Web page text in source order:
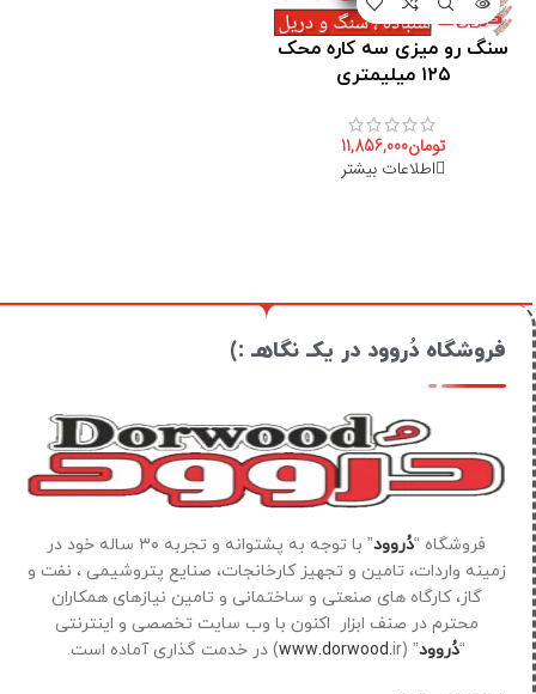
سنگ رو میزی سه کاره محک
۱۲۵ میلیمتری
تومان11,856,000
اطلاعات بیشتر
فروشگاه دُروود در یکـ نگاهـ :)
فروشگاه “دُروود
” با توجه به پشتوانه و تجربه ۳۰ ساله خود در
زمینه واردات، تامین و تجهیز کارخانجات، صنایع پتروشیمی ، نفت و
گاز، کارگاه های صنعتی و ساختمانی و تامین نیازهای همکاران
محترم در صنف ابزار اکنون با وب سایت تخصصی و اینترنتی
“دُروود” (
www.dorwood.ir) در خدمت گذاری آماده است.